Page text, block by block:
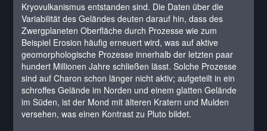
Kryovulkanismus entstanden sind. Die Daten über die
Variabilität des Geländes deuten darauf hin, dass des
Zwergplaneten Oberfläche durch Prozesse wie zum
Beispiel Erosion häufig erneuert wird, was auf aktive
geomorphologische Prozesse innerhalb der letzten paar
hundert Millionen Jahre schließen lässt. Solche Prozesse
sind auf Charon schon länger nicht aktiv; aufgeteilt in ein
schroffes Gelände im Norden und einem glatten Gelände
im Süden, ist der Mond mit älteren Kratern und Mulden
versehen, was einen Kontrast zu Pluto bildet.